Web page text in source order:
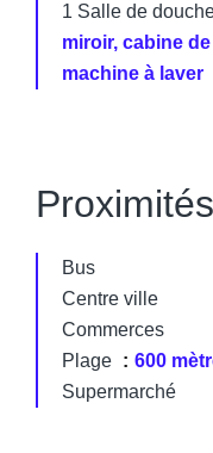
1 Salle de
miroir, cabine
machine à laver
Proximités
Bus
Centre ville
Commerces
Plage
600
Supermarché